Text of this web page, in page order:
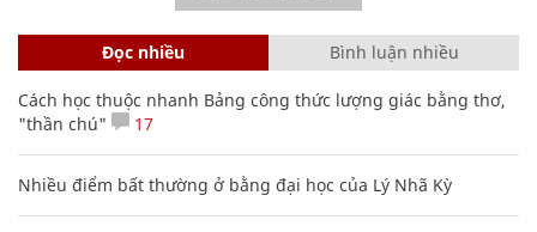
Đọc nhiều Bình luận nhiều
Cách học thuộc nhanh Bảng công thức lượng giác bằng thơ,
"thần chú"
17
Nhiều điểm bất thường ở bằng đại học của Lý Nhã Kỳ